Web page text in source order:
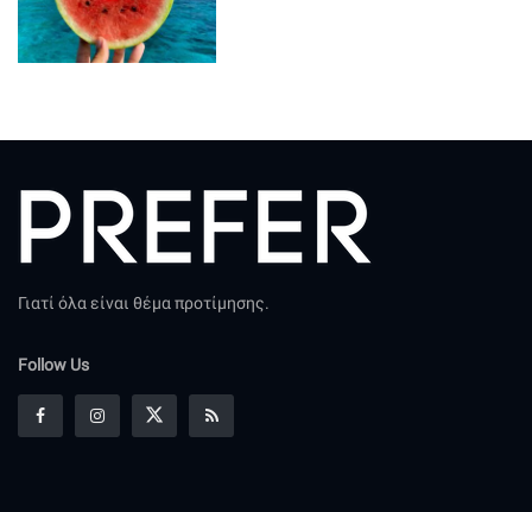
Γιατί όλα είναι θέμα προτίμησης.
Follow Us